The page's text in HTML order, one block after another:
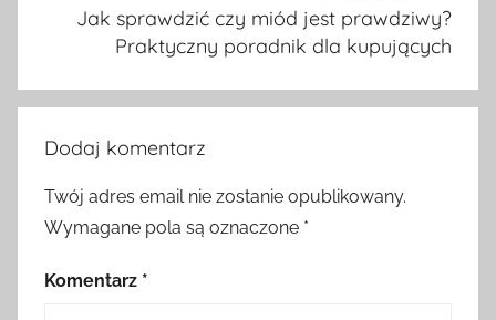
Jak sprawdzić czy miód jest prawdziwy?
Praktyczny poradnik dla kupujących
Dodaj komentarz
Twój adres email nie zostanie opublikowany.
Wymagane pola są oznaczone *
Komentarz *